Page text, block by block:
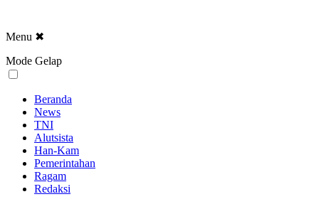
Menu ✖
Mode Gelap
Beranda
News
TNI
Alutsista
Han-Kam
Pemerintahan
Ragam
Redaksi